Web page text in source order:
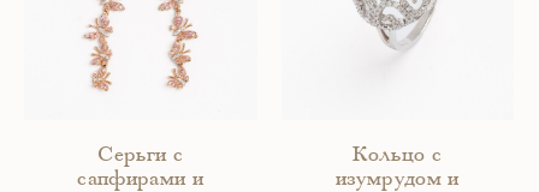
Серьги с
сапфирами и
Кольцо с
изумрудом и